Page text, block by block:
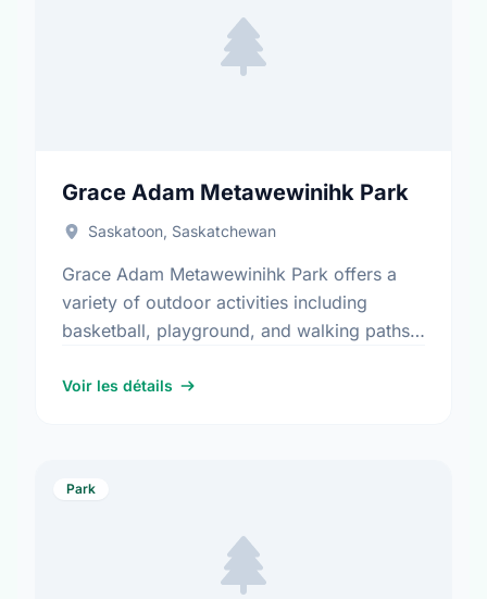
Grace Adam Metawewinihk Park
Saskatoon, Saskatchewan
Grace Adam Metawewinihk Park offers a
variety of outdoor activities including
basketball, playground, and walking paths.
enjoy the fresh air.
Voir les détails
Park